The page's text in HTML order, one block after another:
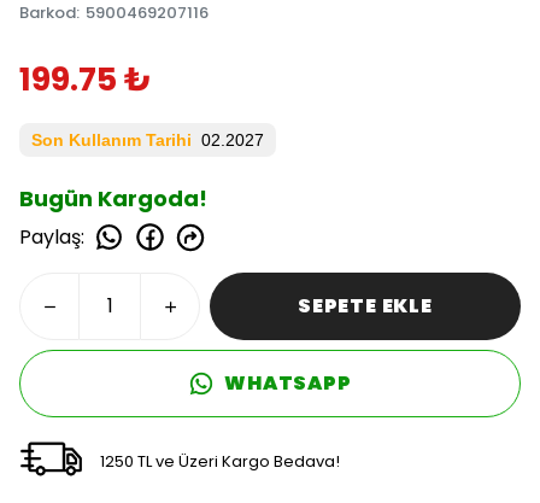
Barkod: 5900469207116
199.75 ₺
Son Kullanım Tarihi 02.2027
Bugün Kargoda!
Paylaş:
SEPETE EKLE
WHATSAPP
1250 TL ve Üzeri Kargo Bedava!